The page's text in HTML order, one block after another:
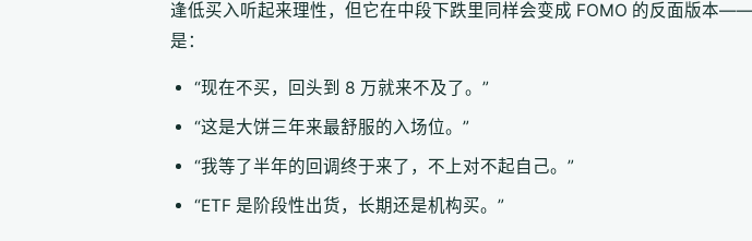
逢低买入听起来理性，但它在中段下跌里同样会变成 FOMO 的反面版本
是：
“现在不买，回头到 8 万就来不及了。”
“这是大饼三年来最舒服的入场位。”
“我等了半年的回调终于来了，不上对不起自己。”
“ETF 是阶段性出货，长期还是机构买。”